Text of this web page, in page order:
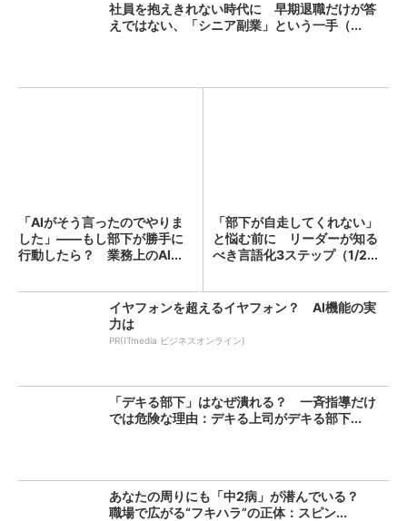
社員を抱えきれない時代に 早期退職だけが答
えではない、「シニア副業」という一手（...
「AIがそう言ったのでやりま
した」――もし部下が勝手に
行動したら？ 業務上のAI...
「部下が自走してくれない」
と悩む前に リーダーが知る
べき言語化3ステップ（1/2...
イヤフォンを超えるイヤフォン？ AI機能の実
力は
PR(ITmedia ビジネスオンライン)
「デキる部下」はなぜ潰れる？ 一斉指導だけ
では危険な理由：デキる上司がデキる部下...
あなたの周りにも「中2病」が潜んでいる？
職場で広がる“フキハラ”の正体：スピン...